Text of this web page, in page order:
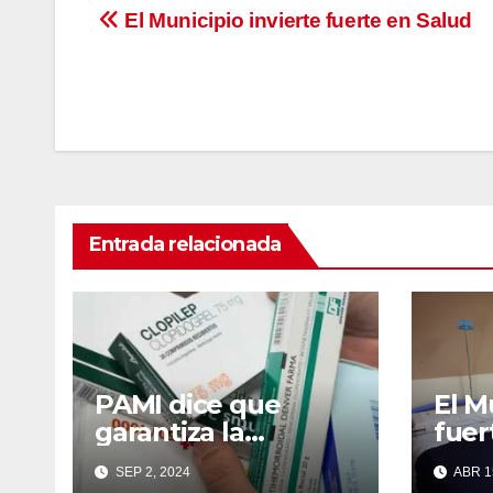
Navegación
El Municipio invierte fuerte en Salud
Entrada relacionada
PAMI dice que
garantiza la
cobertura de
SEP 2, 2024
El
ABR